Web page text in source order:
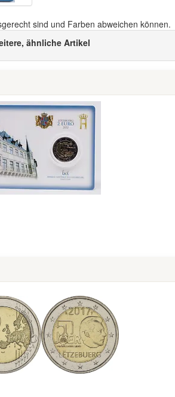
sind und Farben abweichen können.
ähnliche Artikel